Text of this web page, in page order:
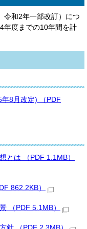
令和2年一部改訂）につ
年度までの10年間を計
8月改定) （PDF
は （PDF 1.1MB）
862.2KB）
（PDF 5.1MB）